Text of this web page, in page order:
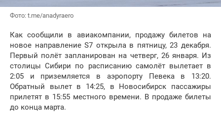
Фото: t.me/anadyraero
Как сообщили в авиакомпании, продажу билетов на
новое направление S7 открыла в пятницу, 23 декабря.
Первый полёт запланирован на четверг, 26 января. Из
столицы Сибири по расписанию самолёт вылетает в
2:05 и приземляется в аэропорту Певека в 13:20.
Обратный вылет в 14:25, в Новосибирск пассажиры
прилетят в 15:55 местного времени. В продаже билеты
до конца марта.